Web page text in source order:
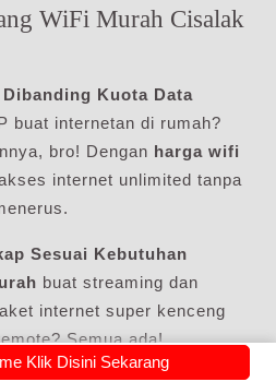
WiFi Murah Cisalak
Kuota Data
buat internetan di rumah?
bro! Dengan harga wifi
internet unlimited tanpa
Sesuai Kebutuhan
buat streaming dan
internet super kenceng
Semua ada!
Klik Disini Sekarang